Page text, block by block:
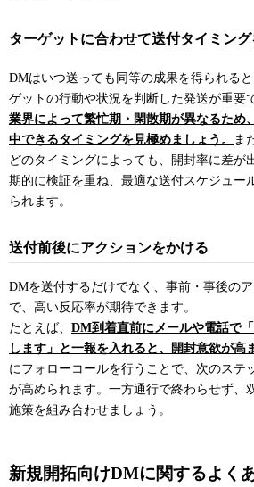
ターゲットに合わせて送付タイミン
DMはいつ送っても同等の成果を得られる
ゲットの行動や状況を判断した発送が重要
業界によって繁忙期・閑散期が異なるため
中できるタイミングを見極めましょう。
ま
どのタイミングによっても、開封率に差が
期的に検証を重ね、最適な送付スケジュー
られます。
送付前後にアクションをかける
DMを送付するだけでなく、事前・事後の
で、高い反応率が期待できます。
たとえば、 DM到着直前にメールや電話で
します」と一報を入れると、開封意欲が高
にフォローコールを行うことで、次のステ
が高められます。一方通行で終わらせず、
施策を組み合わせましょう。
新規開拓向けDMに関するよく